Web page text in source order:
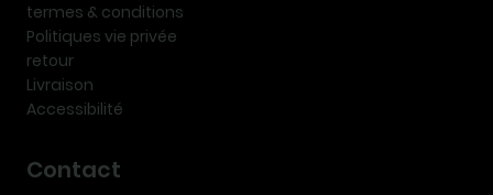
termes & conditions
Politiques vie privée
retour
Livraison
Accessibilité
Contact